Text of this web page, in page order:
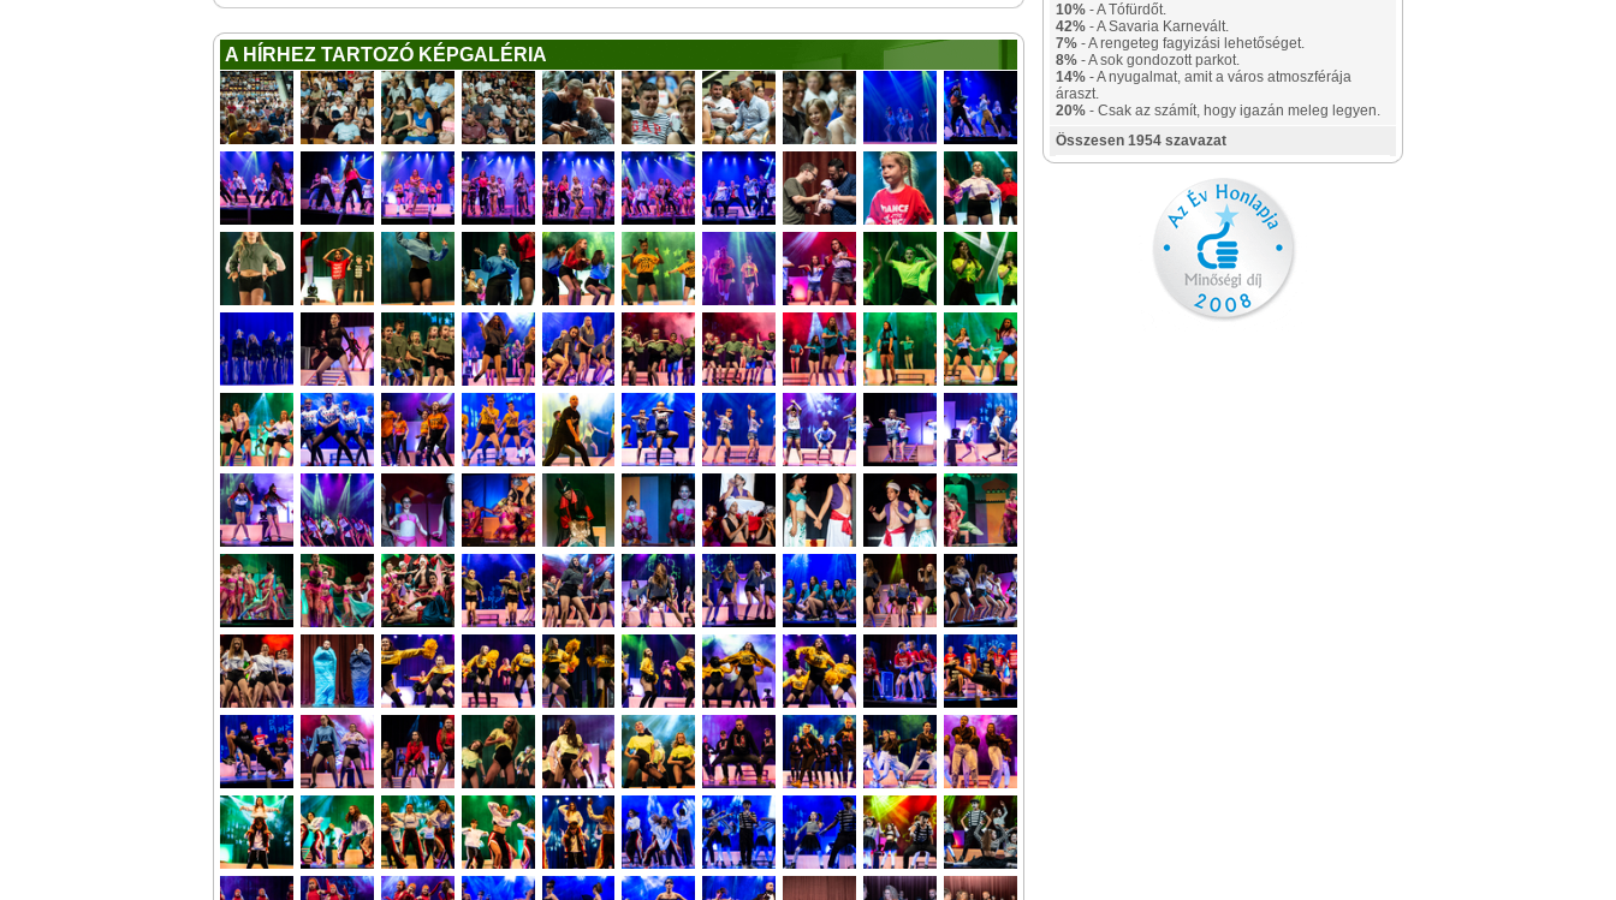
A HÍRHEZ TARTOZÓ KÉPGALÉRIA
10% - A Tófürdőt.
42% - A Savaria Karnevált.
7% - A rengeteg fagyizási lehetőséget.
8% - A sok gondozott parkot.
14% - A nyugalmat, amit a város atmoszférája
áraszt.
20% - Csak az számít, hogy igazán meleg legyen.
Összesen 1954 szavazat